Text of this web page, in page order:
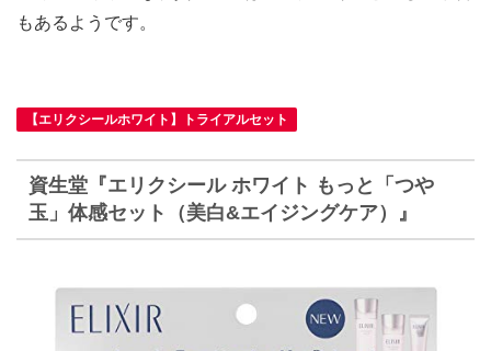
もあるようです。
【エリクシールホワイト】トライアルセット
資生堂『エリクシール ホワイト もっと「つや
玉」体感セット（美白&エイジングケア）』